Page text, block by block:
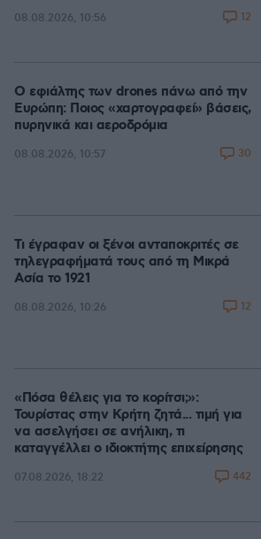
08.08.2026, 10:56 12
Ο εφιάλτης των drones πάνω από την
Ευρώπη: Ποιος «χαρτογραφεί» βάσεις,
πυρηνικά και αεροδρόμια
08.08.2026, 10:57 30
Τι έγραφαν οι ξένοι ανταποκριτές σε
τηλεγραφήματά τους από τη Μικρά
Ασία το 1921
08.08.2026, 10:26 12
«Πόσα θέλεις για το κορίτσι;»:
Τουρίστας στην Κρήτη ζητά... τιμή για
να ασελγήσει σε ανήλικη, τι
καταγγέλλει ο ιδιοκτήτης επιχείρησης
07.08.2026, 18:22 442